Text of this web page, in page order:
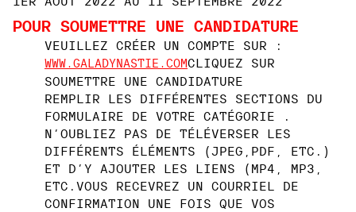
POUR SOUMETTRE UNE CANDIDATURE
VEUILLEZ CRÉER UN COMPTE SUR :
WWW.GALADYNASTIE.COMCLIQUEZ SUR
SOUMETTRE UNE CANDIDATURE
REMPLIR LES DIFFÉRENTES SECTIONS DU
FORMULAIRE DE VOTRE CATÉGORIE .
N’OUBLIEZ PAS DE TÉLÉVERSER LES
DIFFÉRENTS ÉLÉMENTS (JPEG,PDF, ETC.)
ET D’Y AJOUTER LES LIENS (MP4, MP3,
ETC. VOUS RECEVREZ UN COURRIEL DE
CONFIRMATION UNE FOIS QUE VOS